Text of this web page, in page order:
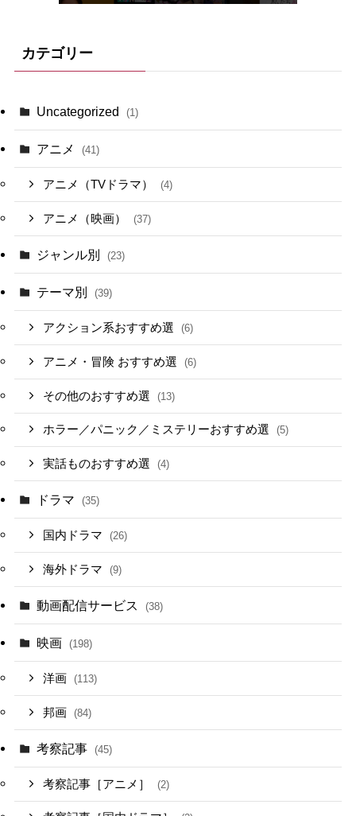
カテゴリー
Uncategorized (1)
アニメ (41)
アニメ（TVドラマ） (4)
アニメ（映画） (37)
ジャンル別 (23)
テーマ別 (39)
アクション系おすすめ選 (6)
アニメ・冒険 おすすめ選 (6)
その他のおすすめ選 (13)
ホラー／パニック／ミステリーおすすめ選 (5)
実話ものおすすめ選 (4)
ドラマ (35)
国内ドラマ (26)
海外ドラマ (9)
動画配信サービス (38)
映画 (198)
洋画 (113)
邦画 (84)
考察記事 (45)
考察記事［アニメ］ (2)